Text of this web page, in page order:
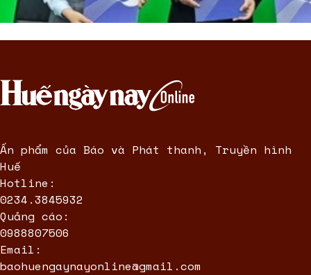
Ấn phẩm của Báo và Phát thanh, Truyền hình
Huế
Hotline:
0234.3845932
Quảng cáo:
0988807506
Email:
baohuengaynayonline@gmail.com